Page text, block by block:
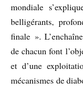
mondiale
belligérants,
finale ».
de chacun font
et d’une
mécanismes de